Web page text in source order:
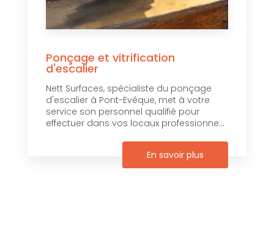
Ponçage et vitrification
d'escalier
Nett Surfaces, spécialiste du ponçage
d'escalier à Pont-Evêque, met à votre
service son personnel qualifié pour
effectuer dans vos locaux professionne...
En savoir plus